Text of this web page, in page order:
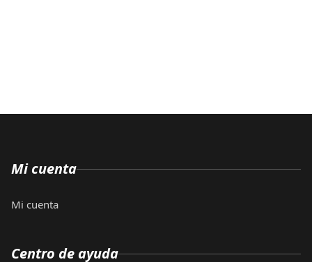
Mi cuenta
Mi cuenta
Centro de ayuda